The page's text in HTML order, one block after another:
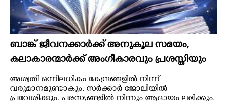
ബാങ്ക് ജീവനക്കാർക്ക് അനുകൂല സമയം,​
കലാകാരന്മാർക്ക് അംഗീകാരവും പ്രശസ്തിയും
വർദ്ധിക്കും
അശ്വതി ഒന്നിലധികം കേന്ദ്രങ്ങളിൽ നിന്ന്
വരുമാനമുണ്ടാകും. സർക്കാർ ജോലിയിൽ
പ്രവേശിക്കും. പരസ്യങ്ങളിൽ നിന്നും ആദായം ലഭിക്കും.